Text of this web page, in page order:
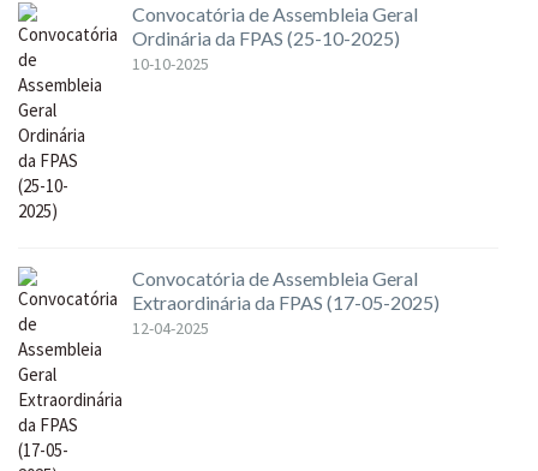
Convocatória de Assembleia Geral
Ordinária da FPAS (25-10-2025)
10-10-2025
Convocatória de Assembleia Geral
Extraordinária da FPAS (17-05-2025)
12-04-2025